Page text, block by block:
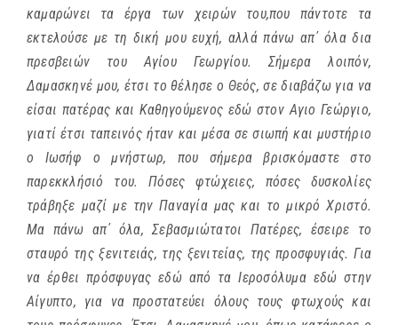
καμαρώνει τα έργα των χειρών του,που πάντοτε τα
εκτελούσε με τη δική μου ευχή, αλλά πάνω απ΄ όλα δια
πρεσβειών του Αγίου Γεωργίου. Σήμερα λοιπόν,
Δαμασκηνέ μου, έτσι το θέλησε ο Θεός, σε διαβάζω για να
είσαι πατέρας και Καθηγούμενος εδώ στον Αγιο Γεώργιο,
γιατί έτσι ταπεινός ήταν και μέσα σε σιωπή και μυστήριο
ο Ιωσήφ ο μνήστωρ, που σήμερα βρισκόμαστε στο
παρεκκλήσιό του. Πόσες φτώχειες, πόσες δυσκολίες
τράβηξε μαζί με την Παναγία μας και το μικρό Χριστό.
Μα πάνω απ΄ όλα, Σεβασμιώτατοι Πατέρες, έσειρε το
σταυρό της ξενιτειάς, της ξενιτείας, της προσφυγιάς. Για
να έρθει πρόσφυγας εδώ από τα Ιεροσόλυμα εδώ στην
Αίγυπτο, για να προστατεύει όλους τους φτωχούς και